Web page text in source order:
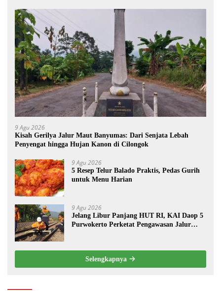
9 Agu 2026
Kisah Gerilya Jalur Maut Banyumas: Dari Senjata Lebah
Penyengat hingga Hujan Kanon di Cilongok
9 Agu 2026
5 Resep Telur Balado Praktis, Pedas Gurih
untuk Menu Harian
9 Agu 2026
Jelang Libur Panjang HUT RI, KAI Daop 5
Purwokerto Perketat Pengawasan Jalur
Selengkapnya